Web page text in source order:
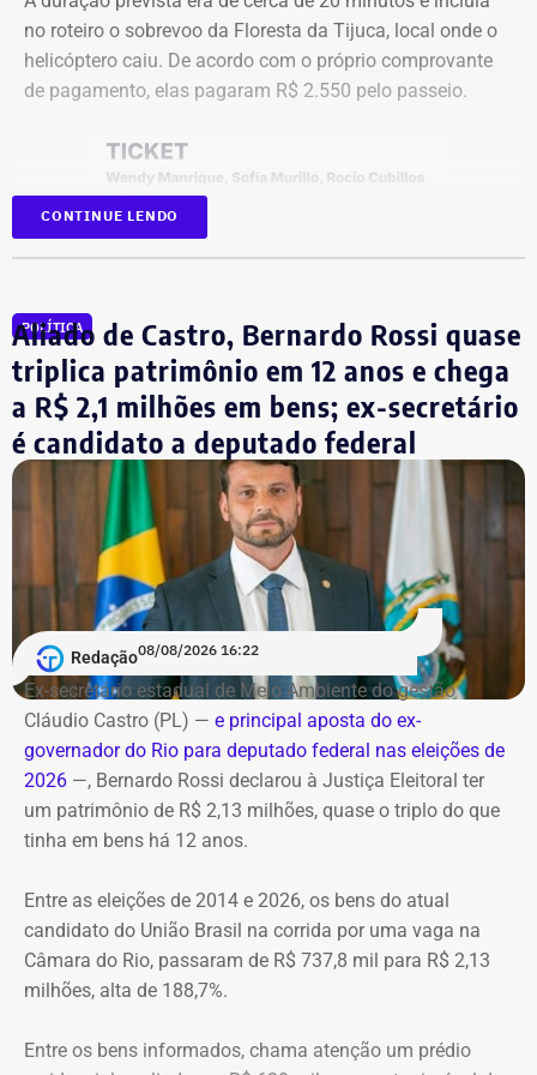
O formato do debate consiste em três blocos de
perguntas e respostas, confrontos diretos entre os
participantes e espaço para considerações finais.
A ordem das perguntas será definida por sorteio, e o
mediador apenas fará a condução do debate. Esgotados
os tempos de cada candidato, o áudio do microfone será
Na sequência, haverá novos confrontos diretos com
temas livres, seguindo o mesmo formato de tempo e
controle por cronômetro.
No terceiro e último bloco serão feitas as considerações
finais.
Serviço
Debate entre candidatos ao governo do estado do Rio de
Janeiro
Data: domingo, 09 de agosto de 2026
Horário: 20h
Transmissão: Canal Band, BandNews FM e YouTube do
TEMPO REAL
Pré-hora: 19h, com cobertura especial pelo YouTube do
TEMPO REAL
no roteiro o sobrevoo da Floresta da Tijuca, local onde o
helicóptero caiu. De acordo com o próprio comprovante
de pagamento, elas pagaram R$ 2.550 pelo passeio.
Bombeiros encontraram as vítimas
carbonizadas
O helicóptero explodiu ao cair na encosta, e chamas se
alastraram pela mata. De acordo com o Corpo de
Bombeiros, agentes especializados em combate a
incêndios florestais foram mobilizados e conseguiram
controlar o fogo.
A operação mobilizou cerca de 40 militares, 11 viaturas e
4 unidades operacionais.
CONTINUE LENDO
POLÍTICA
Aliado de Castro, Bernardo Rossi quase
triplica patrimônio em 12 anos e chega
a R$ 2,1 milhões em bens; ex-secretário
é candidato a deputado federal
Redação08/08/2026 16:22
Ex-secretário estadual de Meio Ambiente do gestão
Cláudio Castro (PL) — e principal aposta do ex-
governador do Rio para deputado federal nas eleições de
2026 —, Bernardo Rossi declarou à Justiça Eleitoral ter
um patrimônio de R$ 2,13 milhões, quase o triplo do que
tinha em bens há 12 anos.
Entre as eleições de 2014 e 2026, os bens do atual
candidato do União Brasil na corrida por uma vaga na
Câmara do Rio, passaram de R$ 737,8 mil para R$ 2,13
milhões, alta de 188,7%.
Entre os bens informados, chama atenção um prédio